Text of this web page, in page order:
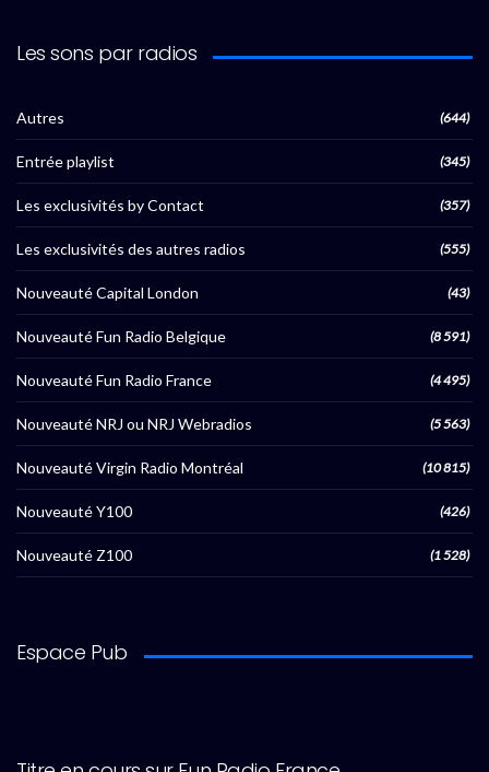
Les sons par radios
Autres (644)
Entrée playlist (345)
Les exclusivités by Contact (357)
Les exclusivités des autres radios (555)
Nouveauté Capital London (43)
Nouveauté Fun Radio Belgique (8 591)
Nouveauté Fun Radio France (4 495)
Nouveauté NRJ ou NRJ Webradios (5 563)
Nouveauté Virgin Radio Montréal (10 815)
Nouveauté Y100 (426)
Nouveauté Z100 (1 528)
Espace Pub